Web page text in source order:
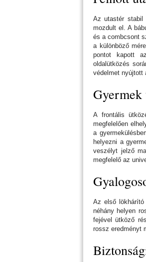
Az utastér stabil
mozdult el. A
és a combcsont
a különböző
pontot kapott
oldalütközés
védelmet nyújtott
Gyermek
A frontális
megfelelően
a
helyezni a
veszélyt jelző
megfelelő az
Az első
néhány helyen
fejével ütköző
rossz eredményt